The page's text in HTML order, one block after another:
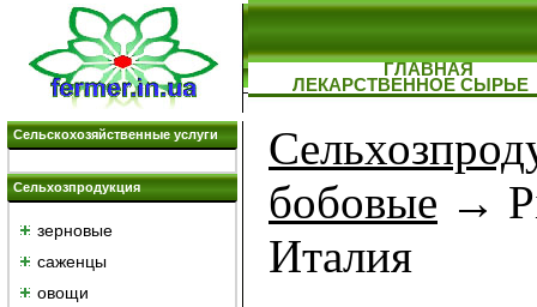
ГЛАВНАЯ
ЛЕКАРСТВЕННОЕ СЫРЬЕ
Сельскохозяйственные услуги
Сельхозпродукция
зерновые
саженцы
овощи
бобовые →
Италия